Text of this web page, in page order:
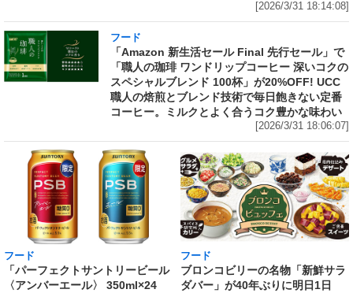
[2026/3/31 18:14:08]
フード
「Amazon 新生活セール Final 先行セール」で
「職人の珈琲 ワンドリップコーヒー 深いコクの
スペシャルブレンド 100杯」が20%OFF! UCC
職人の焙煎とブレンド技術で毎日飽きない定番
コーヒー。ミルクとよく合うコク豊かな味わい
[2026/3/31 18:06:07]
フード
「パーフェクトサントリービール
〈アンバーエール〉 350ml×24
フード
ブロンコビリーの名物「新鮮サラ
ダバー」が40年ぶりに明日1日